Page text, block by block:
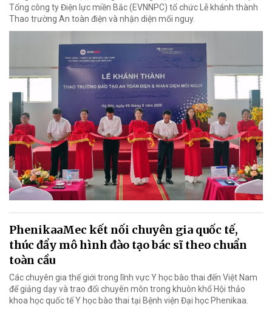
Tổng công ty Điện lực miền Bắc (EVNNPC) tổ chức Lễ khánh thành
Thao trường An toàn điện và nhận diện mối nguy.
PhenikaaMec kết nối chuyên gia quốc tế,
thúc đẩy mô hình đào tạo bác sĩ theo chuẩn
toàn cầu
Các chuyên gia thế giới trong lĩnh vực Y học bào thai đến Việt Nam
để giảng dạy và trao đổi chuyên môn trong khuôn khổ Hội thảo
khoa học quốc tế Y học bào thai tại Bệnh viện Đại học Phenikaa.